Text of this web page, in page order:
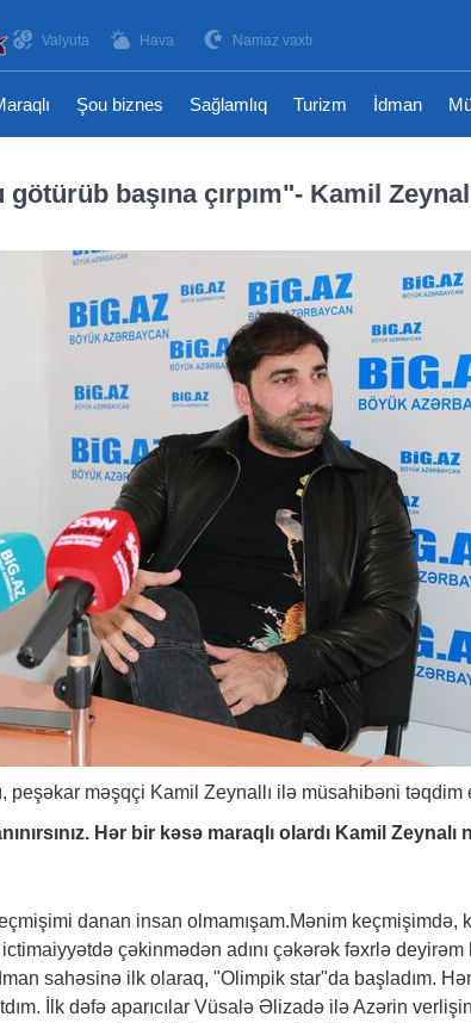
Valyuta Hava Namaz vaxtı
Şou biznes Sağlamlıq Turizm İdman
başına çırpım"- Kamil
peşəkar məşqçi Kamil Zeynallı ilə müsahibəni təqdim
Hər bir kəsə maraqlı olardı Kamil Zeynalı
danan insan olmamışam.Mənim keçmişimdə,
çəkinmədən adını çəkərək fəxrlə
sahəsinə ilk olaraq, "Olimpik star"da başladım.
İlk dəfə aparıcılar Vüsalə Əlizadə ilə Azərin